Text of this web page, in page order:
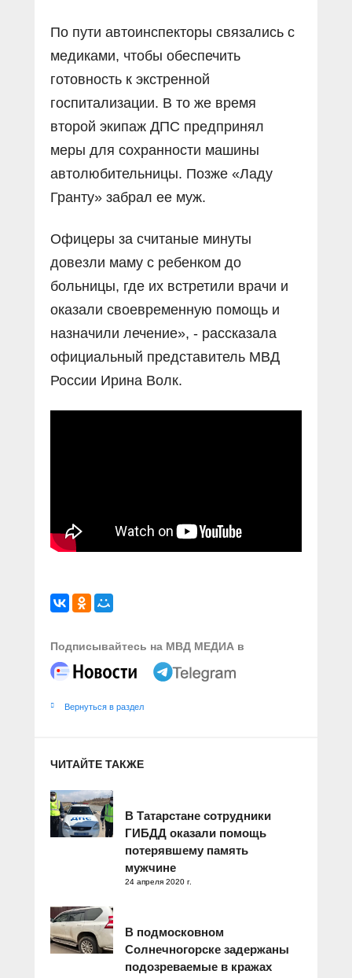
По пути автоинспекторы связались с
медиками, чтобы обеспечить
готовность к экстренной
госпитализации. В то же время
второй экипаж ДПС предпринял
меры для сохранности машины
автолюбительницы. Позже «Ладу
Гранту» забрал ее муж.
Офицеры за считаные минуты
довезли маму с ребенком до
больницы, где их встретили врачи и
оказали своевременную помощь и
назначили лечение», - рассказала
официальный представитель МВД
России Ирина Волк.
Подписывайтесь на МВД МЕДИА в
Вернуться в раздел
ЧИТАЙТЕ ТАКЖЕ
В Татарстане сотрудники
ГИБДД оказали помощь
потерявшему память
мужчине
24 апреля 2020 г.
В подмосковном
Солнечногорске задержаны
подозреваемые в кражах